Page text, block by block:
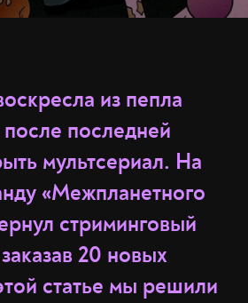
из пепла
после последней
мультсериал. На
«Межпланетного
стриминговый
20 новых
статье мы решили